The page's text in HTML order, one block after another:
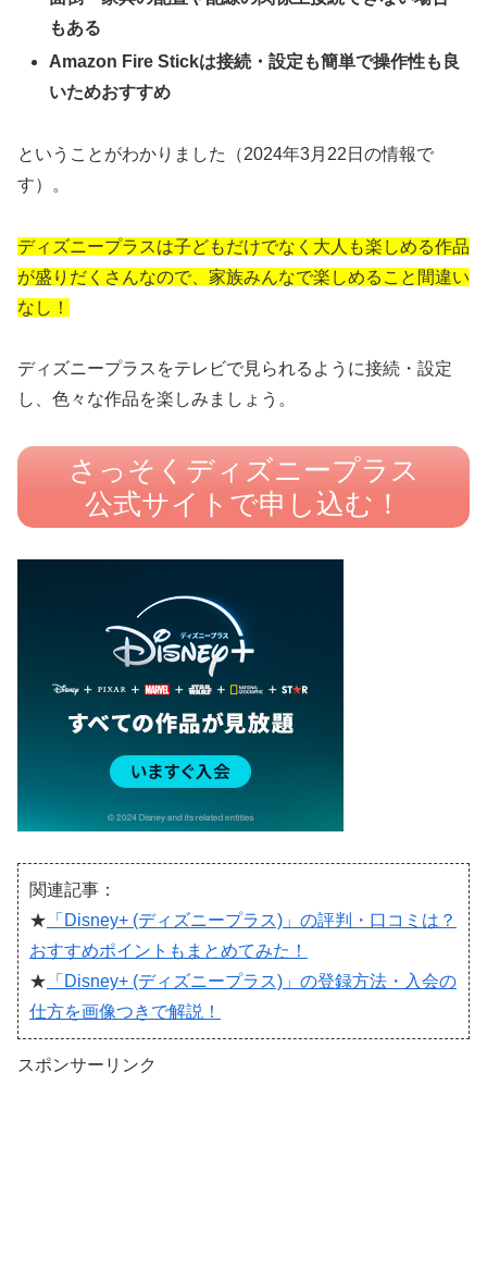
もある
Amazon Fire Stickは接続・設定も簡単で操作性も良
いためおすすめ
ということがわかりました（2024年3月22日の情報で
す）。
ディズニープラスは子どもだけでなく大人も楽しめる作品
が盛りだくさんなので、家族みんなで楽しめること間違い
なし！
ディズニープラスをテレビで見られるように接続・設定
し、色々な作品を楽しみましょう。
さっそくディズニープラス
公式サイトで申し込む！
関連記事：
★ 「Disney+ (ディズニープラス)」の評判・口コミは？
おすすめポイントもまとめてみた！
★ 「Disney+ (ディズニープラス)」の登録方法・入会の
仕方を画像つきで解説！
スポンサーリンク